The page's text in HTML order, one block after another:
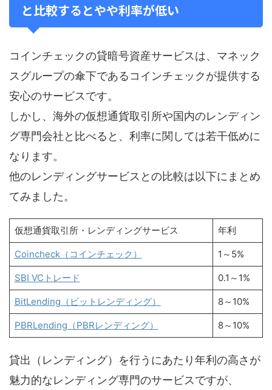
と比較するとやや利率が低い
コインチェックの貸暗号資産サービスは、マネック
スグループの傘下であるコインチェックが提供する
安心のサービスです。
しかし、海外の仮想通貨取引所や国内のレンディン
グ専門会社と比べると、利率に関しては若干低めに
なります。
他のレンディングサービスとの比較は以下にまとめ
てみました。
仮想通貨取引所・レンディングサービス 年利
Coincheck（コインチェック） 1～5%
SBI VCトレード 0.1～1%
BitLending（ビットレンディング） 8～10%
PBRLending（PBRレンディング） 8～10%
貸出（レンディング）を行うにあたり年利の高さが
魅力的なレンディング専門のサービスですが、